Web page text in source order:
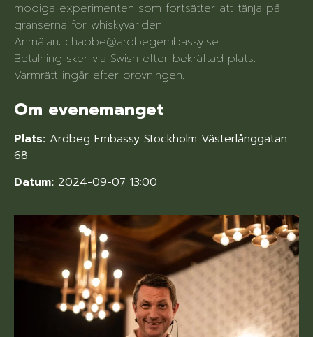
modiga experimenten som fortsätter att tänja på
gränserna för whiskyvärlden.
Anmälan: chabbe@ardbegembassy.se
Betalning sker via Swish efter bekräftad plats.
Varmrätt ingår efter provningen.
Om evenemanget
Plats: Ardbeg Embassy Stockholm Västerlånggatan
68
Datum: 2024-09-07 13:00